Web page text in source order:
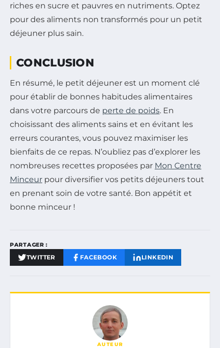
riches en sucre et pauvres en nutriments. Optez
pour des aliments non transformés pour un petit
déjeuner plus sain.
CONCLUSION
En résumé, le petit déjeuner est un moment clé
pour établir de bonnes habitudes alimentaires
dans votre parcours de perte de poids. En
choisissant des aliments sains et en évitant les
erreurs courantes, vous pouvez maximiser les
bienfaits de ce repas. N’oubliez pas d’explorer les
nombreuses recettes proposées par Mon Centre
Minceur pour diversifier vos petits déjeuners tout
en prenant soin de votre santé. Bon appétit et
bonne minceur !
PARTAGER :
TWITTER FACEBOOK LINKEDIN
AUTEUR